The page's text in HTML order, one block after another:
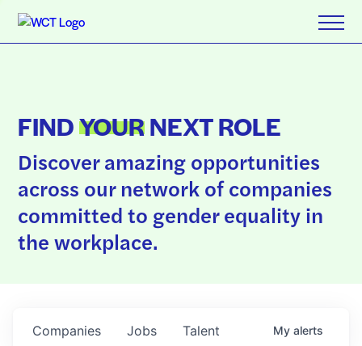
FINDYOURNEXT ROLE
Discover amazing opportunities
across our network of companies
committed to gender equality in
the workplace.
Jobs
Companies Talent My alerts